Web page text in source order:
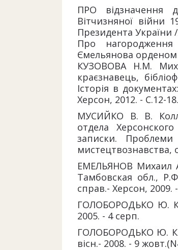
ПРО відзначення
Вітчизняної війни
Президента України
Про
Ємельянова орденом
КУЗОВОВА Н.М.
краєзнавець,
Історія в
Херсон, 2012. - С.12-18.
МУСИЙКО В. В.
отдела
записки. Проблеми
мистецтвознавства,
ЕМЕЛЬЯНОВ Михаил
Тамбовская обл.,
справ.- Херсон, 2009.
ГОЛОБОРОДЬКО Ю. К.
2005. - 4 серп.
ГОЛОБОРОДЬКО Ю. К.
вісн.- 2008. - 9